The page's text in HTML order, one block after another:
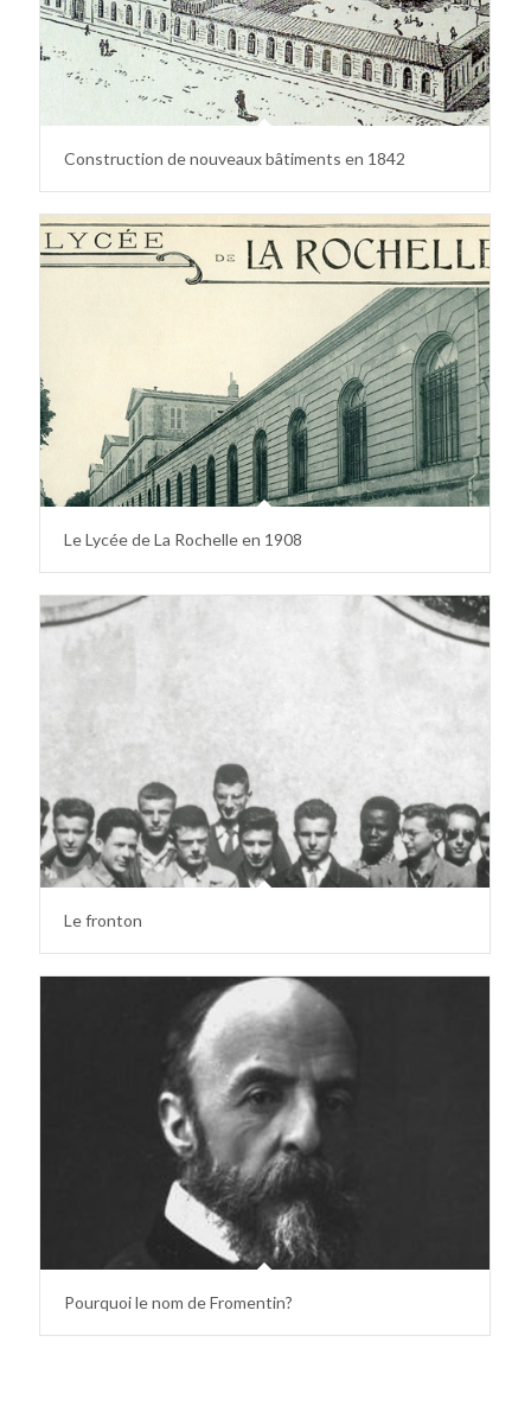
Construction de nouveaux bâtiments en 1842
Le Lycée de La Rochelle en 1908
Le fronton
Pourquoi le nom de Fromentin?